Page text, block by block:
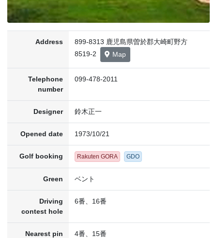
Address
899-8313 鹿児島県曽於郡大崎町野方
8519-2
Map
Telephone
number
099-478-2011
Designer 鈴木正一
Opened date 1973/10/21
Golf booking Rakuten GORA GDO
Green ベント
Driving
contest hole
6番、16番
Nearest pin
4番、15番